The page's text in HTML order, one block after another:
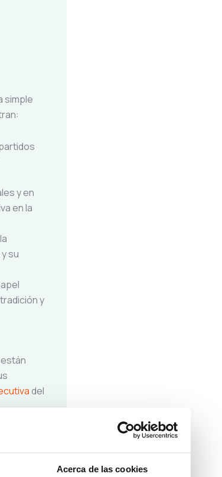
Acerca de las cookies
simple
y en
en la
su
y
del
en la